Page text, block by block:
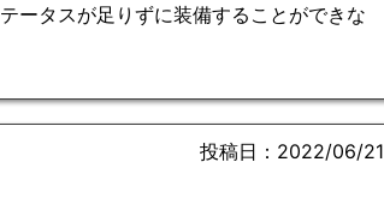
ータスが足りずに装備することができな
投稿日：2022/06/21